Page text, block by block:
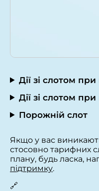
Дії зі слотом
Дії зі слотом
Порожній слот
Якщо у вас
стосовно тарифних
плану, будь ласка,
підтримку.
🔗